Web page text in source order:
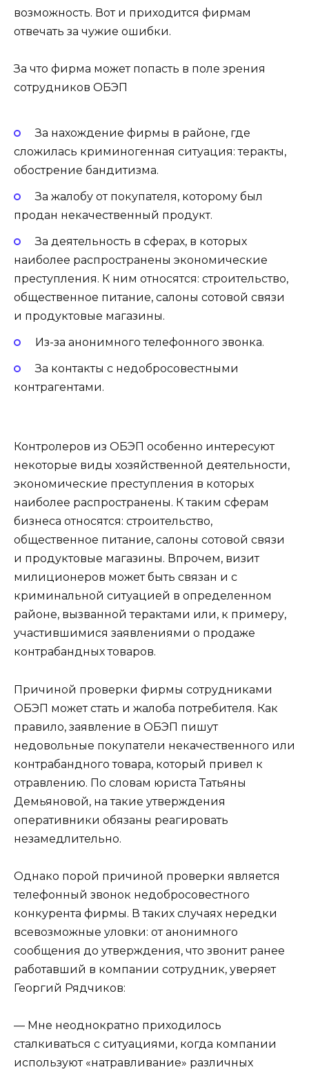
возможность. Вот и приходится фирмам
отвечать за чужие ошибки.
За что фирма может попасть в поле зрения
сотрудников ОБЭП
За нахождение фирмы в районе, где
сложилась криминогенная ситуация: теракты,
обострение бандитизма.
За жалобу от покупателя, которому был
продан некачественный продукт.
За деятельность в сферах, в которых
наиболее распространены экономические
преступления. К ним относятся: строительство,
общественное питание, салоны сотовой связи
и продуктовые магазины.
Из-за анонимного телефонного звонка.
За контакты с недобросовестными
контрагентами.
Контролеров из ОБЭП особенно интересуют
некоторые виды хозяйственной деятельности,
экономические преступления в которых
наиболее распространены. К таким сферам
бизнеса относятся: строительство,
общественное питание, салоны сотовой связи
и продуктовые магазины. Впрочем, визит
милиционеров может быть связан и с
криминальной ситуацией в определенном
районе, вызванной терактами или, к примеру,
участившимися заявлениями о продаже
контрабандных товаров.
Причиной проверки фирмы сотрудниками
ОБЭП может стать и жалоба потребителя. Как
правило, заявление в ОБЭП пишут
недовольные покупатели некачественного или
контрабандного товара, который привел к
отравлению. По словам юристаТатьяны
Демьяновой, на такие утверждения
оперативники обязаны реагировать
незамедлительно.
Однако порой причиной проверки является
телефонный звонок недобросовестного
конкурента фирмы. В таких случаях нередки
всевозможные уловки: от анонимного
сообщения до утверждения, что звонит ранее
работавший в компании сотрудник, уверяет
Георгий Рядчиков:
— Мне неоднократно приходилось
сталкиваться с ситуациями, когда компании
используют «натравливание» различных